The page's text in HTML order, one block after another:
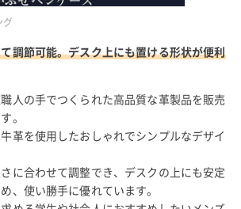
グ
調節可能。デスク上にも置ける形状が便利
人の手でつくられた高品質な革製品を販売
。
革を使用したおしゃれでシンプルなデザイ
に合わせて調整でき、デスクの上にも安定
、使い勝手に優れています。